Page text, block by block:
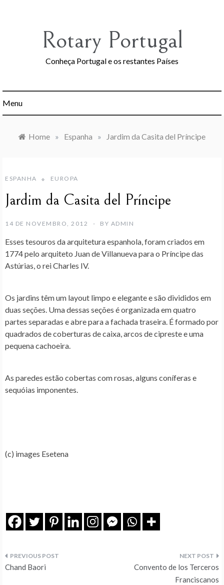
Rotary Portugal
Conheça Portugal e os restantes Países
Menu
Home » Espanha » Jardim da Casita del Príncipe
ESPANHA EUROPA
Jardim da Casita del Príncipe
14 DE NOVEMBRO, 2012 BY ADMIN
Esses tesouros da arquitetura espanhola, foram criados em
1774 pelo arquiteto Juan de Villanueva para o Príncipe das
Astúrias, o rei Charles IV.
Os jardins têm um layout limpo e elegante e são divididos em
duas seções. Uma dessas seções é organizada em quatro
partes separadas e abre para a fachada traseira. É formado por
quadrados de coberturas de caixa, arcos de cipreste e uma
pequena cachoeira.
As paredes estão cobertas com rosas, alguns coníferas e
sequóias imponentes.
(c) images Esetena
Navegação
Chand Baori
Convento de los Terceros
Franciscanos